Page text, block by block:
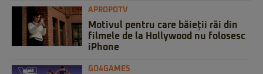
APROPOTV
Motivul pentru care băieții răi din
filmele de la Hollywood nu folosesc
iPhone
GO4GAMES